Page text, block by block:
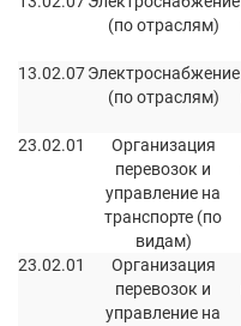
(по отраслям)
13.02.07Электроснабжение
(по отраслям)
23.02.01
Организация
перевозок и
управление на
транспорте (по
видам)
23.02.01
Организация
перевозок и
управление на